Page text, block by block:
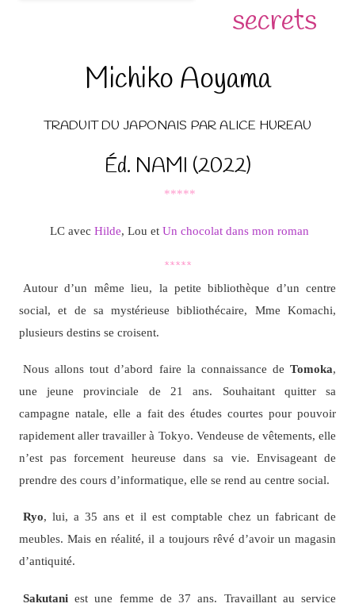
secrets
Michiko Aoyama
TRADUIT DU JAPONAIS PAR ALICE HUREAU
Éd. NAMI (2022)
*****
LC avec Hilde, Lou et Un chocolat dans mon roman
*****
Autour d’un même lieu, la petite bibliothèque d’un centre
social, et de sa mystérieuse bibliothécaire, Mme Komachi,
plusieurs destins se croisent.
Nous allons tout d’abord faire la connaissance deTomoka,
une jeune provinciale de 21 ans. Souhaitant quitter sa
campagne natale, elle a fait des études courtes pour pouvoir
rapidement aller travailler à Tokyo. Vendeuse de vêtements, elle
n’est pas forcement heureuse dans sa vie. Envisageant de
prendre des cours d’informatique, elle se rend au centre social.
Ryo, lui, a 35 ans et il est comptable chez un fabricant de
meubles. Mais en réalité, il a toujours rêvé d’avoir un magasin
d’antiquité.
Sakutaniest une femme de 37 ans. Travaillant au service